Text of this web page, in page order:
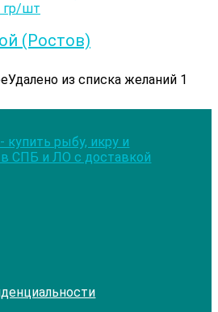
(Ростов)
Удалено из списка желаний 1